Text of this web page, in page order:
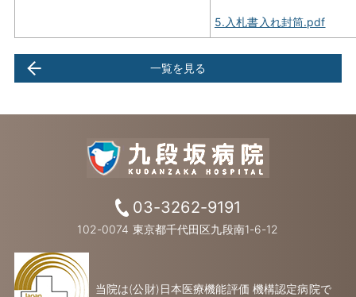
5.入札書入れ封筒.pdf
一覧を見る
03-3262-9191
102-0074 東京都千代田区九段南1-6-12
当院は(公財)日本医療機能評価 機構認定病院で